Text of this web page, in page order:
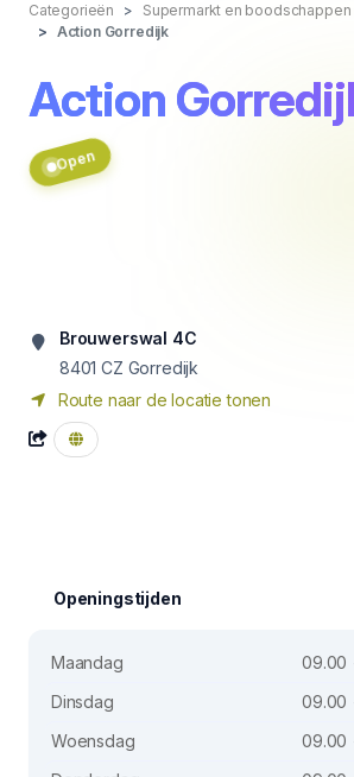
Categorieën Supermarkt en boodschappen
Action Gorredijk
Action
Open
Brouwerswal 4C
8401 CZ Gorredijk
Route naar de locatie tonen
Openingstijden
Maandag
09.00
Dinsdag
09.00
Woensdag
09.00